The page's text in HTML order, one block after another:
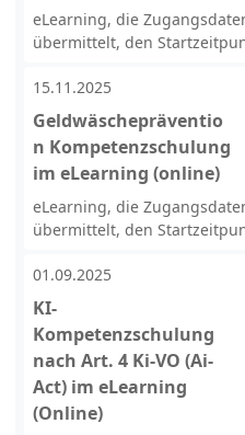
eLearning, die
übermittelt, den
15.11.2025
Geldwäschepräventio
n Kompetenzschulung
im eLearning (online)
eLearning, die
übermittelt, den
01.09.2025
KI-
Kompetenzschulung
nach Art. 4 Ki-VO (Ai-
Act) im eLearning
(Online)